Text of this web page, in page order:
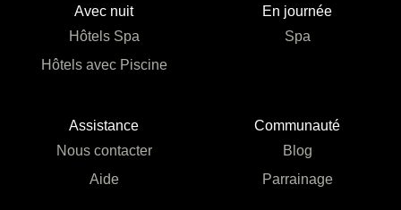
Avec nuit
Hôtels Spa
Hôtels avec Piscine
En journée
Spa
Assistance
Nous contacter
Aide
Communauté
Blog
Parrainage